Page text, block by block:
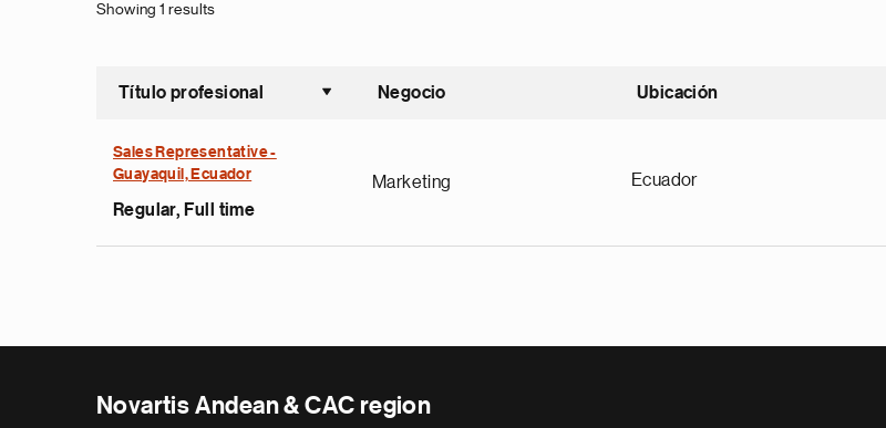
Showing 1 results
Título profesional
Ordenar ascendente
Negocio Ubicación
Sales Representative -
Guayaquil, Ecuador
Regular, Full time
Marketing Ecuador
Novartis Andean & CAC region